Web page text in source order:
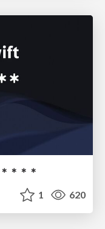
＊＊＊
1 620